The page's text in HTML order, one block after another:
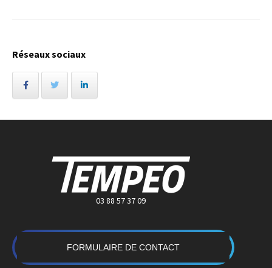
Réseaux sociaux
03 88 57 37 09
FORMULAIRE DE CONTACT